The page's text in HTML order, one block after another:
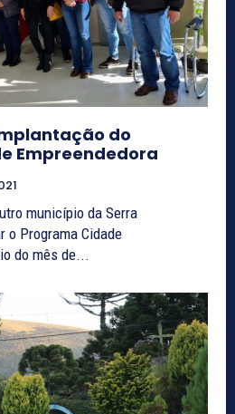
do
Empreendedora
município da Serra
o Programa Cidade
do mês de...